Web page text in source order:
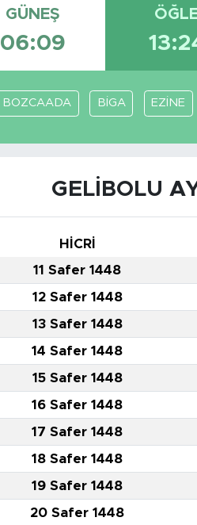
GÜNEŞ
06:09
BOZCAADA BİGA EZİNE
GELİBOLU
HİCRİ
11 Safer 1448
12 Safer 1448
13 Safer 1448
14 Safer 1448
15 Safer 1448
16 Safer 1448
17 Safer 1448
18 Safer 1448
19 Safer 1448
20 Safer 1448